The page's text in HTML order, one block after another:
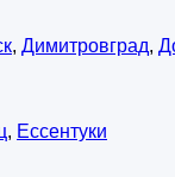
, Димитровград,
, Ессентуки